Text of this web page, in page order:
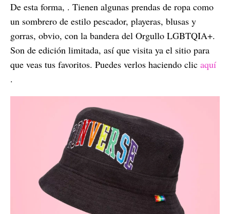
De esta forma, . Tienen algunas prendas de ropa como
un sombrero de estilo pescador, playeras, blusas y
gorras, obvio, con la bandera del Orgullo LGBTQIA+.
Son de edición limitada, así que visita ya el sitio para
que veas tus favoritos. Puedes verlos haciendo clic aquí
.